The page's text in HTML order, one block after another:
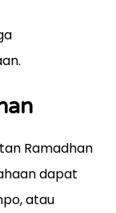
Ramadhan
dapat
atau